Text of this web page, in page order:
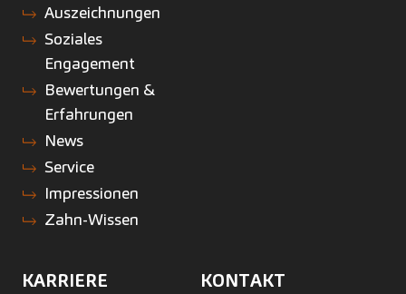
Auszeichnungen
Soziales
Engagement
Bewertungen &
Erfahrungen
News
Service
Impressionen
Zahn-Wissen
KARRIERE KONTAKT